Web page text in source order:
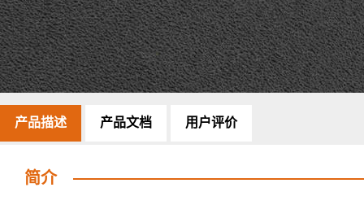
产品描述 产品文档 用户评价
简介